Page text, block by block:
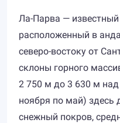
Ла-Парва —
расположенный в
северо-востоку от
склоны горного
2 750 м до 3 630 м
ноября по май) здесь
снежный покров,